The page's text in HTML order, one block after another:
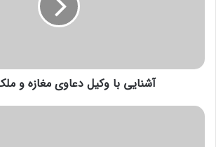
آشنایی با وکیل دعاوی مغازه و